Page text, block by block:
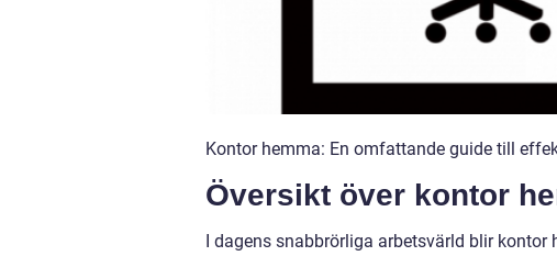
Kontor hemma: En omfattande guide till
Översikt över kontor
I dagens snabbrörliga arbetsvärld blir